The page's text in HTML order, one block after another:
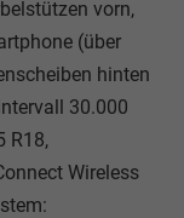
vorn,
(über
hinten
30.000
R18,
Wireless